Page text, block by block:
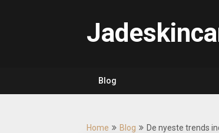
Blog
Home Blog De nyeste trends